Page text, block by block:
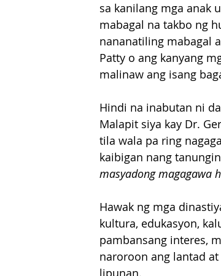
sa kanilang mga anak
mabagal na takbo ng
nananatiling mabagal
Patty o ang kanyang
malinaw ang isang
Hindi na inabutan ni
Malapit siya kay Dr.
tila wala pa ring
kaibigan nang
masyadong magagawa
Hawak ng mga
kultura, edukasyon,
pambansang interes,
naroroon ang lantad